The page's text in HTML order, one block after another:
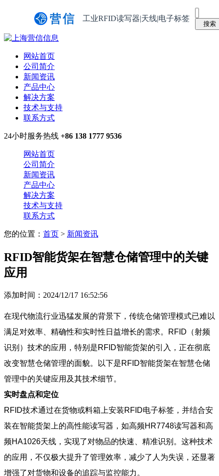
工业RFID读写器|天线|电子标签
网站首页
公司简介
新闻资讯
产品中心
解决方案
技术与支持
联系方式
24小时服务热线 +86 138 1777 9536
网站首页
公司简介
新闻资讯
产品中心
解决方案
技术与支持
联系方式
您的位置： 首页 > 新闻资讯
RFID智能货架在智慧仓储管理中的关键
应用
添加时间：2024/12/17 16:52:56
在现代物流行业迅猛发展的背景下，传统仓储管理模式已难以
满足对效率、精确性和实时性日益增长的需求。RFID（射频
识别）技术的应用，特别是RFID智能货架的引入，正在彻底
改变智慧仓储管理的面貌。以下是RFID智能货架在智慧仓储
管理中的关键应用及其技术细节。
实时盘点和定位
RFID技术通过在货物或料箱上安装RFID电子标签，并结合安
装在智能货架上的高性能读写器，如高频HR7748读写器和高
频HA1026天线，实现了对物品的快速、精准识别。这种技术
的应用，不仅极大提升了管理效率，减少了人为失误，还显著
增强了对货物和设备的追踪与监控能力。